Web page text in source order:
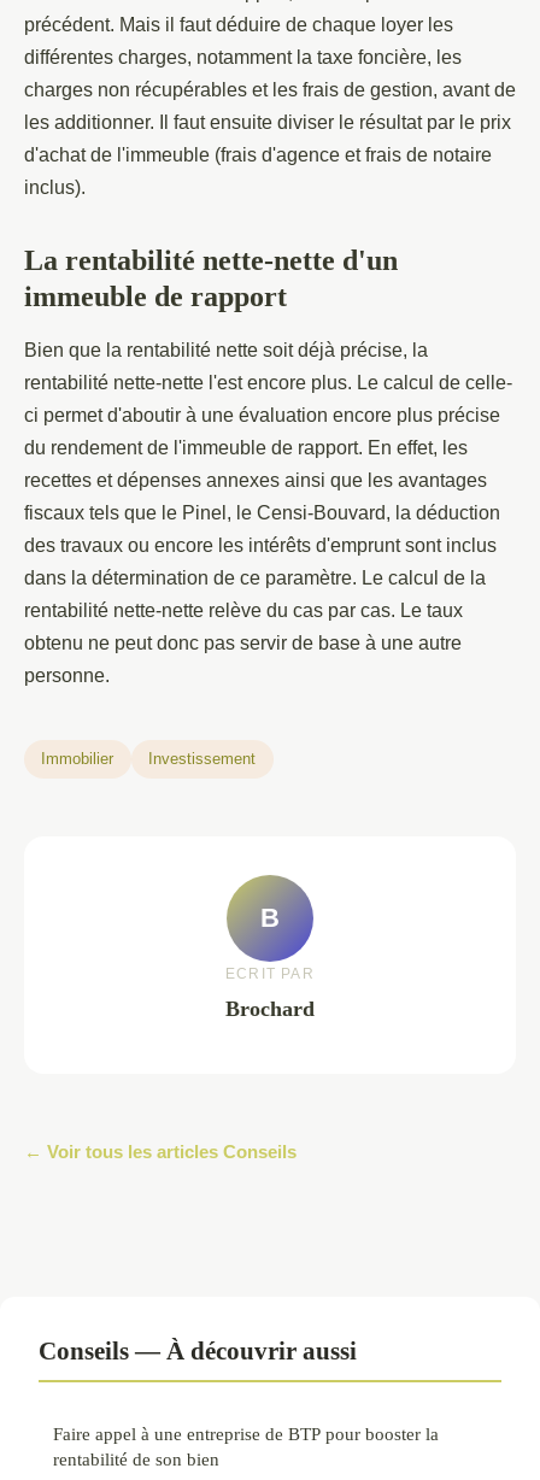
précédent. Mais il faut déduire de chaque loyer les
différentes charges, notamment la taxe foncière, les
charges non récupérables et les frais de gestion, avant de
les additionner. Il faut ensuite diviser le résultat par le prix
d'achat de l'immeuble (frais d'agence et frais de notaire
inclus).
La rentabilité nette-nette d'un
immeuble de rapport
Bien que la rentabilité nette soit déjà précise, la
rentabilité nette-nette l'est encore plus. Le calcul de celle-
ci permet d'aboutir à une évaluation encore plus précise
du rendement de l'immeuble de rapport. En effet, les
recettes et dépenses annexes ainsi que les avantages
fiscaux tels que le Pinel, le Censi-Bouvard, la déduction
des travaux ou encore les intérêts d'emprunt sont inclus
dans la détermination de ce paramètre. Le calcul de la
rentabilité nette-nette relève du cas par cas. Le taux
obtenu ne peut donc pas servir de base à une autre
personne.
Immobilier Investissement
B
ECRIT PAR
Brochard
← Voir tous les articles Conseils
Conseils — À découvrir aussi
Faire appel à une entreprise de BTP pour booster la
rentabilité de son bien